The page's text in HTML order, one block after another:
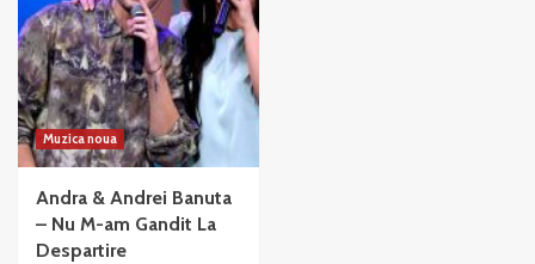
Muzica noua
Andra & Andrei Banuta
– Nu M-am Gandit La
Despartire